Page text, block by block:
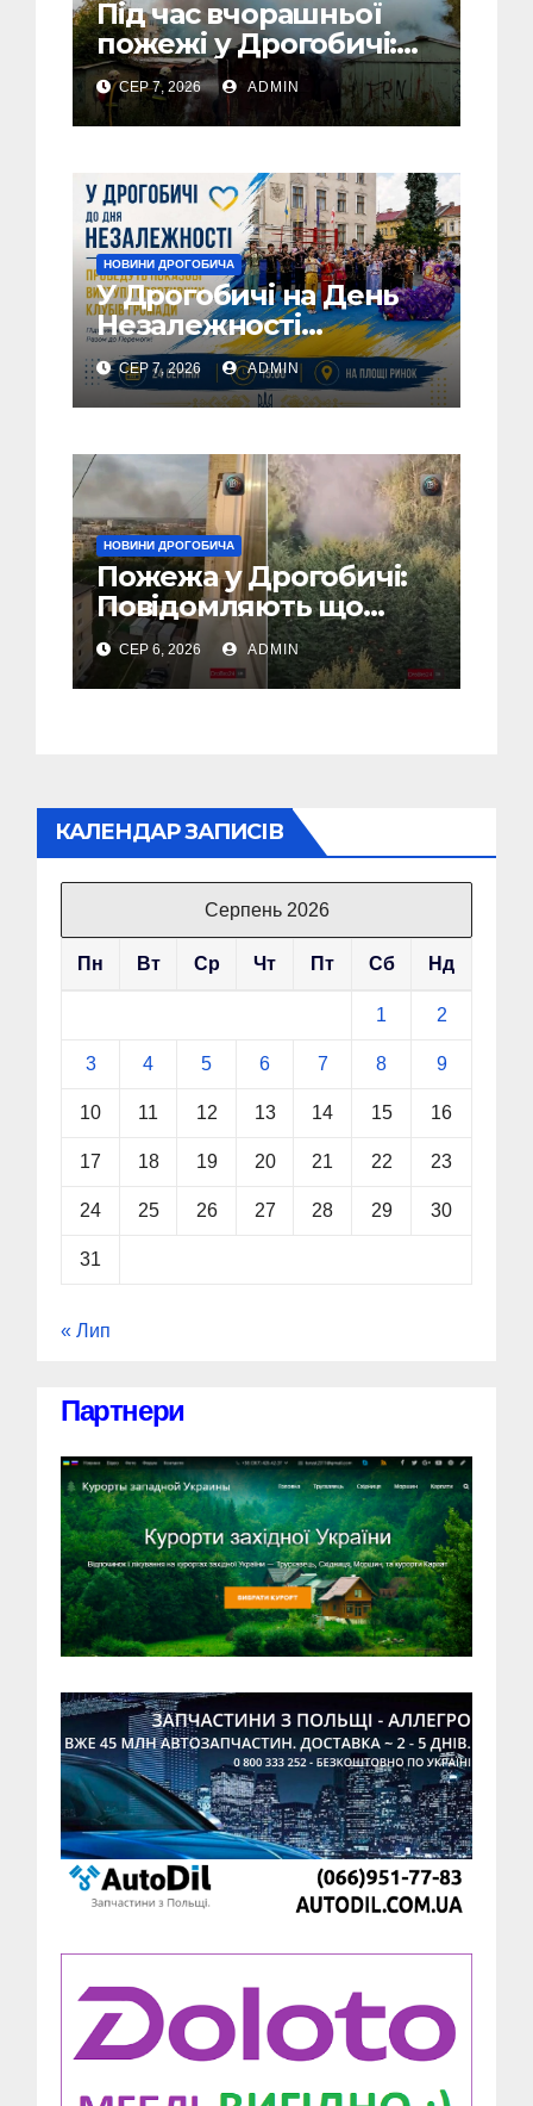
Під час вчорашньої
пожежі у Дрогобичі:
“врятовано” 4 гаражі
(Відео)
СЕР 7, 2026 ADMIN
НОВИНИ ДРОГОБИЧА
У Дрогобичі на День
Незалежності
виступатимуть
спортивні клубів
громадии
СЕР 7, 2026 ADMIN
НОВИНИ ДРОГОБИЧА
Пожежа у Дрогобичі:
Повідомляють що
горіло 5 гаражів
(Відео)
СЕР 6, 2026 ADMIN
КАЛЕНДАР ЗАПИСІВ
Серпень 2026
Пн Вт Ср Чт Пт Сб Нд
1 2
3 4 5 6 7 8 9
10 11 12 13 14 15 16
17 18 19 20 21 22 23
24 25 26 27 28 29 30
31
« Лип
Партнери